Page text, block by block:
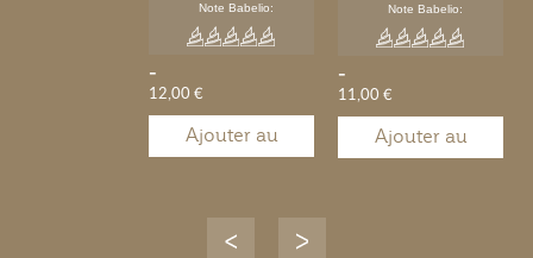
Note Babelio:
-
12,00 €
Ajouter au
Note Babelio:
-
11,00 €
Ajouter au